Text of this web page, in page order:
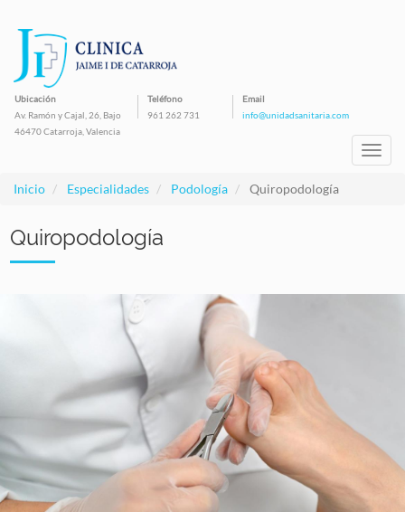
Pasar
contenido
principal
Ubicación
Av. Ramón y Cajal, 26, Bajo
46470 Catarroja, Valencia
Teléfono
961 262 731
Email
info@unidadsanitaria.com
Inicio
Especialidades Podología Quiropodología
Quiropodología